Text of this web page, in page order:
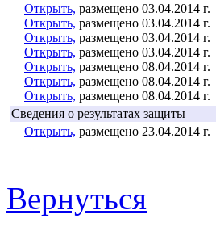
Открыть, размещено 03.04.2014 г.
Открыть, размещено 03.04.2014 г.
Открыть, размещено 03.04.2014 г.
Открыть, размещено 03.04.2014 г.
Открыть, размещено 08.04.2014 г.
Открыть, размещено 08.04.2014 г.
Открыть, размещено 08.04.2014 г.
Сведения о результатах защиты
Открыть, размещено 23.04.2014 г.
Вернуться